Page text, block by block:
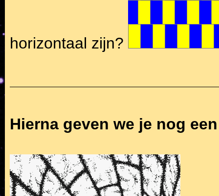
horizontaal zijn?
Hierna geven we je nog